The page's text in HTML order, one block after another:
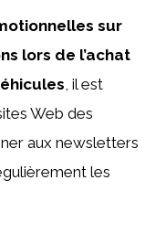
sur
lors de l’achat
, il est
Web des
aux newsletters
les